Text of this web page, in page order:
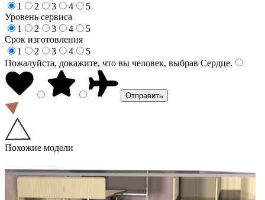
1
2 3 4
5
Уровень сервиса
1
2 3 4
5
Срок изготовления
1
2 3 4
5
Пожалуйста, докажите, что вы человек, выбрав Сердце.
Похожие модели